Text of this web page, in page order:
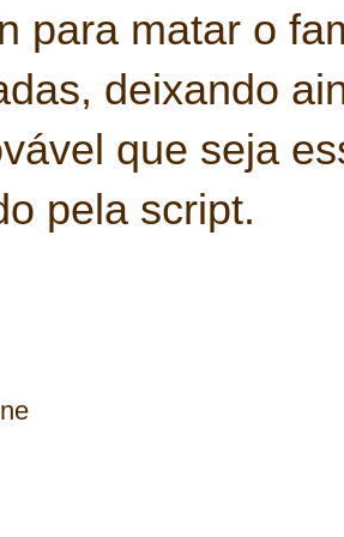
para matar o
deixando
que seja
pela script.